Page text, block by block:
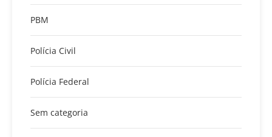
PBM
Polícia Civil
Polícia Federal
Sem categoria